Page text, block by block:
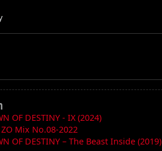
OF DESTINY - IX (2024)
Mix No.08-2022
OF DESTINY – The Beast Inside (2019)